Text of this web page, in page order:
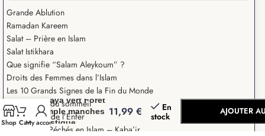
Grande Ablution
Ramadan Kareem
Salat – Prière en Islam
Salat Istikhara
Que signifie “Salam Aleykoum” ?
Droits des Femmes dans l’Islam
Les 10 Grands Signes de la Fin du Monde
La paralysie du sommeil
Les 7 portes de l’Enfer
Les Grands Péchés en Islam – Kaba’ir
Shop CartMy account
Abaya vert Foret
Simple manches
élastique
11,99€
En
stock
AJOUTER